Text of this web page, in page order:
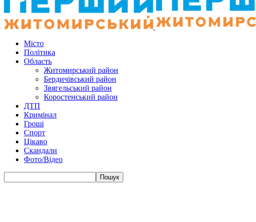
Місто
Політика
Область
Житомирський район
Бердичівський район
Звягельський район
Коростенський район
ДТП
Кримінал
Гроші
Спорт
Цікаво
Скандали
Фото/Відео